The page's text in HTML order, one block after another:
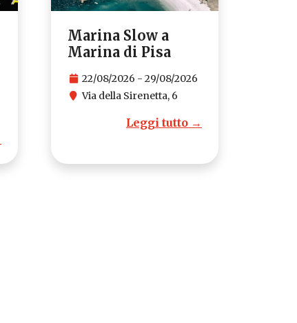
Marina Slow a
Marina di Pisa
22/08/2026 - 29/08/2026
Via della Sirenetta, 6
Leggi tutto →